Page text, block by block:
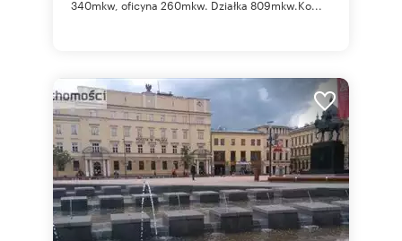
340mkw, oficyna 260mkw. Działka 809mkw.Ko...